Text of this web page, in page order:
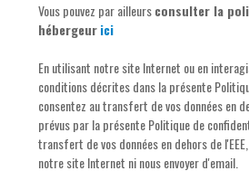
Vous pouvez par ailleursconsulter la
hébergeurici
En utilisant notre site Internet ou en
conditions décrites dans la présente
consentez au transfert de vos données en
prévus par la présente Politique de
transfert de vos données en dehors de
notre site Internet ni nous envoyer d'email.